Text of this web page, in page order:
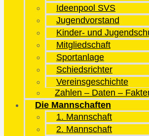
Ideenpool SVS
Jugendvorstand
Kinder- und
Mitgliedschaft
Sportanlage
Schiedsrichter
Vereinsgeschichte
Zahlen – Daten –
Die Mannschaften
1. Mannschaft
2. Mannschaft